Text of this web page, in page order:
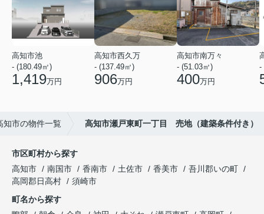
高知市池
- (180.49㎡)
1,419万円
高知市西久万
- (137.49㎡)
906万円
高知市南万々
- (51.03㎡)
400万円
-
知市の物件一覧 高知市瀬戸東町一丁目 売地（建築条件付き）
市区町村から探す
高知市
南国市 香南市 土佐市 香美市
吾川郡いの町
高岡郡日高村
須崎市
町名から探す